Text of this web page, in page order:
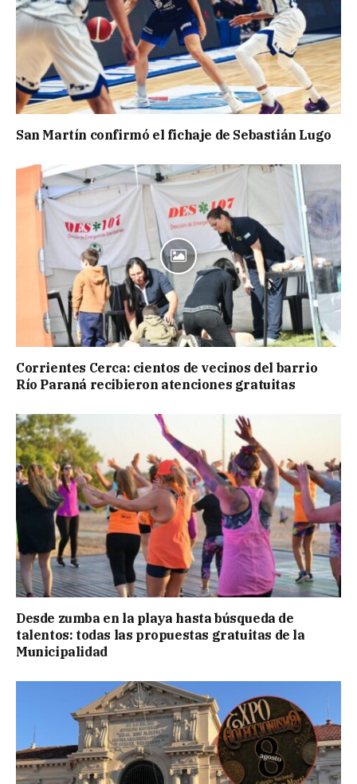
San Martín confirmó el fichaje de Sebastián Lugo
Corrientes Cerca: cientos de vecinos del barrio
Río Paraná recibieron atenciones gratuitas
Desde zumba en la playa hasta búsqueda de
talentos: todas las propuestas gratuitas de la
Municipalidad